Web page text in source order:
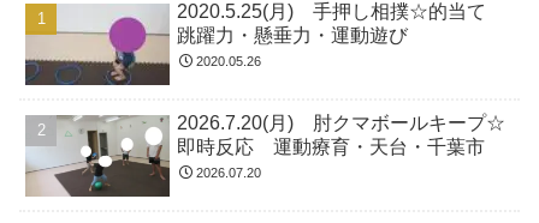
2020.5.25(月) 手押し相撲☆的当て
跳躍力・懸垂力・運動遊び
2020.05.26
2026.7.20(月) 肘クマボールキープ☆
即時反応 運動療育・天台・千葉市
2026.07.20